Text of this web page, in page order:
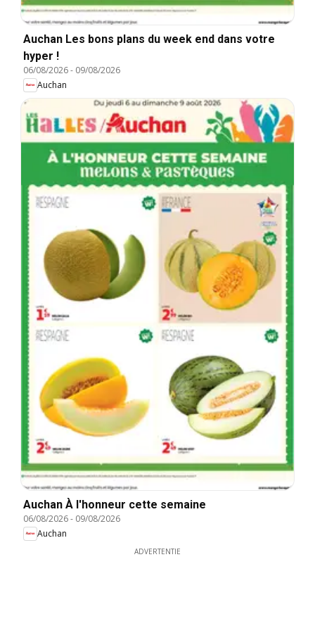
Auchan Les bons plans du week end dans votre
hyper !
06/08/2026- 09/08/2026
Auchan
Auchan À l'honneur cette semaine
06/08/2026- 09/08/2026
Auchan
ADVERTENTIE